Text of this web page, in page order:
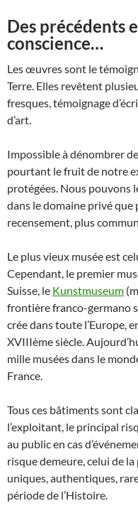
Des précédents
conscience…
Les œuvres sont le
Terre. Elles revêtent
fresques, témoignage
d’art.
Impossible à dénombrer
pourtant le fruit de notre
protégées. Nous pouvons
dans le domaine privé
recensement, plus
Le plus vieux musée est
Cependant, le premier
Suisse, le Kunstmuseum
frontière franco-germano
crée dans toute l’Europe,
XVIIIème siècle.
mille musées dans le
France.
Tous ces bâtiments sont
l’exploitant, le principal
au public en cas
risque demeure, celui de
uniques, authentiques,
période de l’Histoire.